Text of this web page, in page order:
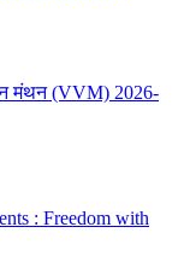
मंथन (VVM) 2026-
: Freedom with